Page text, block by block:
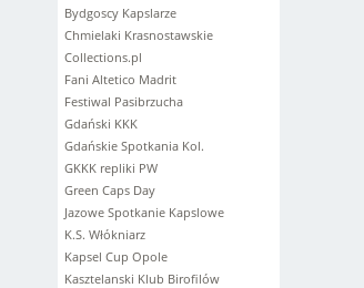
Bydgoscy Kapslarze
Chmielaki Krasnostawskie
Collections.pl
Fani Altetico Madrit
Festiwal Pasibrzucha
Gdański KKK
Gdańskie Spotkania Kol.
GKKK repliki PW
Green Caps Day
Jazowe Spotkanie Kapslowe
K.S. Włókniarz
Kapsel Cup Opole
Kasztelanski Klub Birofilów